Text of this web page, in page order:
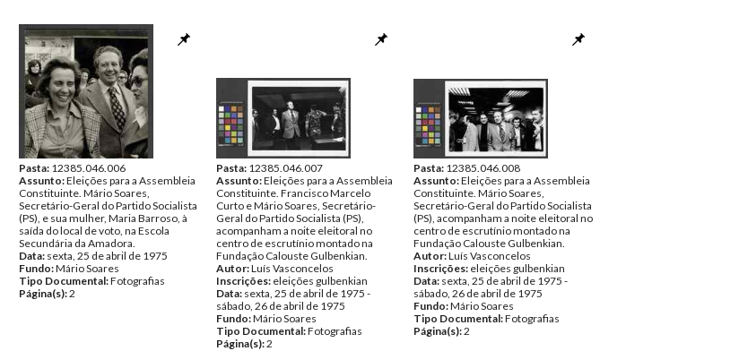
Pasta: 12385.046.006
Assunto:Eleições para a Assembleia
Constituinte. Mário Soares,
Secretário-Geral do Partido Socialista
(PS), e sua mulher, Maria Barroso, à
saída do local de voto, na Escola
Secundária da Amadora.
Data: sexta, 25 de abril de 1975
Fundo:Mário Soares
Tipo Documental:Fotografias
Página(s):2
Pasta: 12385.046.007
Assunto:Eleições para a Assembleia
Constituinte. Francisco Marcelo
Curto e Mário Soares, Secretário-
Geral do Partido Socialista (PS),
acompanham a noite eleitoral no
centro de escrutínio montado na
Fundação Calouste Gulbenkian.
Autor:Luís Vasconcelos
Inscrições: eleições gulbenkian
Data: sexta, 25 de abril de 1975 -
sábado, 26 de abril de 1975
Fundo:Mário Soares
Tipo Documental:Fotografias
Página(s):2
Pasta: 12385.046.008
Assunto:Eleições para a Assembleia
Constituinte. Mário Soares,
Secretário-Geral do Partido Socialista
(PS), acompanham a noite eleitoral no
centro de escrutínio montado na
Fundação Calouste Gulbenkian.
Autor:Luís Vasconcelos
Inscrições: eleições gulbenkian
Data: sexta, 25 de abril de 1975 -
sábado, 26 de abril de 1975
Fundo:Mário Soares
Tipo Documental:Fotografias
Página(s):2